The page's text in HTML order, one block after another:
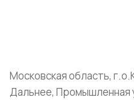
Московская область,
Дальнее, Промышленная